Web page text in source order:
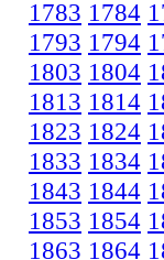
1783 1784
1793 1794
1803 1804
1813 1814
1823 1824
1833 1834
1843 1844
1853 1854
1863 1864